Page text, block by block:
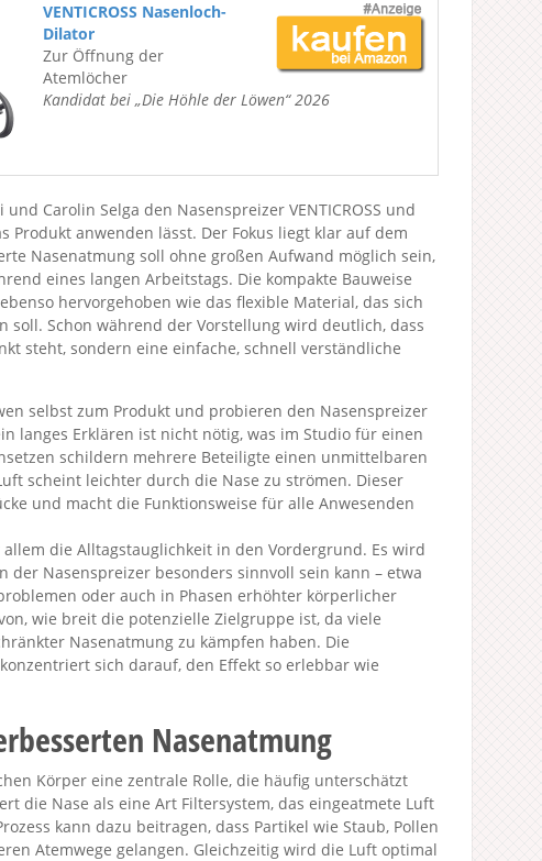
VENTICROSS Nasenloch-
Dilator
Zur Öffnung der
Atemlöcher
Kandidat bei „Die Höhle der Löwen“ 2026
Carolin Selga den Nasenspreizer VENTICROSS und
anwenden lässt. Der Fokus liegt klar auf dem
Nasenatmung soll ohne großen Aufwand möglich sein,
eines langen Arbeitstags. Die kompakte Bauweise
hervorgehoben wie das flexible Material, das sich
soll. Schon während der Vorstellung wird deutlich, dass
steht, sondern eine einfache, schnell verständliche
selbst zum Produkt und probieren den Nasenspreizer
langes Erklären ist nicht nötig, was im Studio für einen
schildern mehrere Beteiligte einen unmittelbaren
scheint leichter durch die Nase zu strömen. Dieser
und macht die Funktionsweise für alle Anwesenden
die Alltagstauglichkeit in den Vordergrund. Es wird
Nasenspreizer besonders sinnvoll sein kann – etwa
oder auch in Phasen erhöhter körperlicher
wie breit die potenzielle Zielgruppe ist, da viele
Nasenatmung zu kämpfen haben. Die
sich darauf, den Effekt so erlebbar wie
Nasenatmung
Körper eine zentrale Rolle, die häufig unterschätzt
die Nase als eine Art Filtersystem, das eingeatmete Luft
kann dazu beitragen, dass Partikel wie Staub, Pollen
Atemwege gelangen. Gleichzeitig wird die Luft optimal